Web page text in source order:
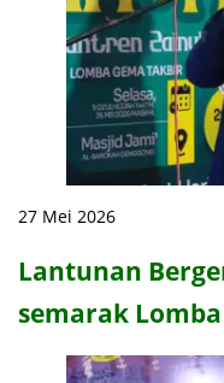
27 Mei 2026
Lantunan
semarak